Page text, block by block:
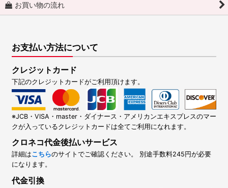
お買い物の流れ
お支払い方法について
クレジットカード
下記のクレジットカードがご利用頂けます。
※JCB・VISA・master・ダイナース・アメリカンエキスプレスのマー
クが入っているクレジットカードは全てご利用になれます。
クロネコ代金後払いサービス
詳細はこちらのサイトでご確認ください。 別途手数料245円が必要
になります。
代金引換